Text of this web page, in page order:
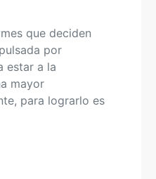
que deciden
por
estar a la
mayor
para lograrlo es